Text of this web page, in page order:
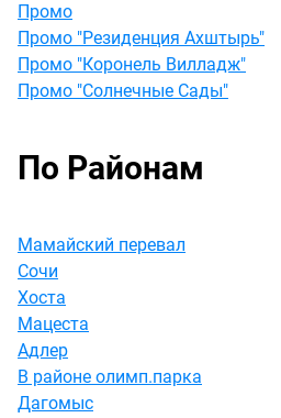
Промо
Промо "Резиденция Ахштырь"
Промо "Коронель Вилладж"
Промо "Солнечные Сады"
По Районам
Мамайский перевал
Сочи
Хоста
Мацеста
Адлер
В районе олимп.парка
Дагомыс